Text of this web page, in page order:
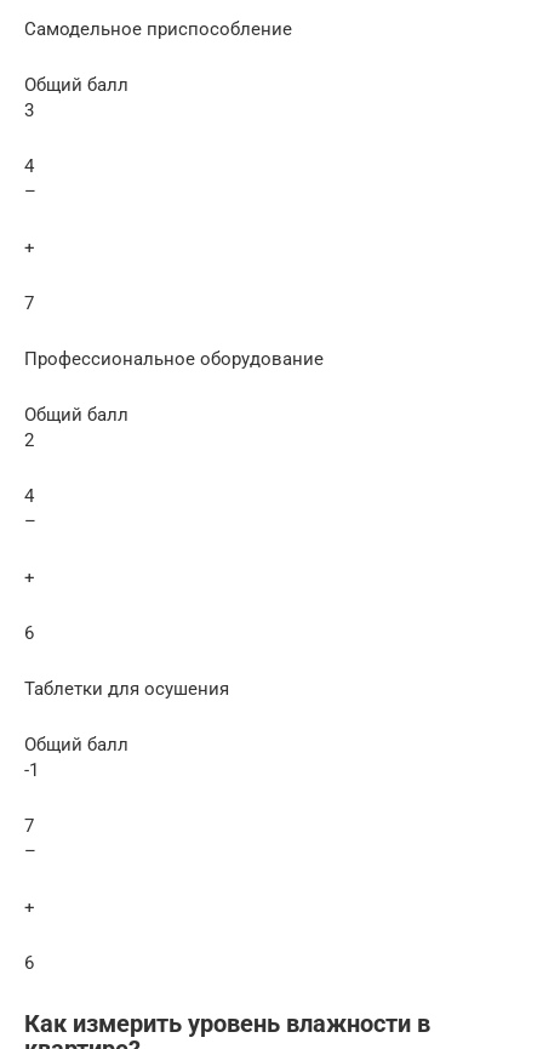
Самодельное приспособление
Общий балл
3
4
–
+
7
Профессиональное оборудование
Общий балл
2
4
–
+
6
Таблетки для осушения
Общий балл
-1
7
–
+
6
Как измерить уровень влажности в